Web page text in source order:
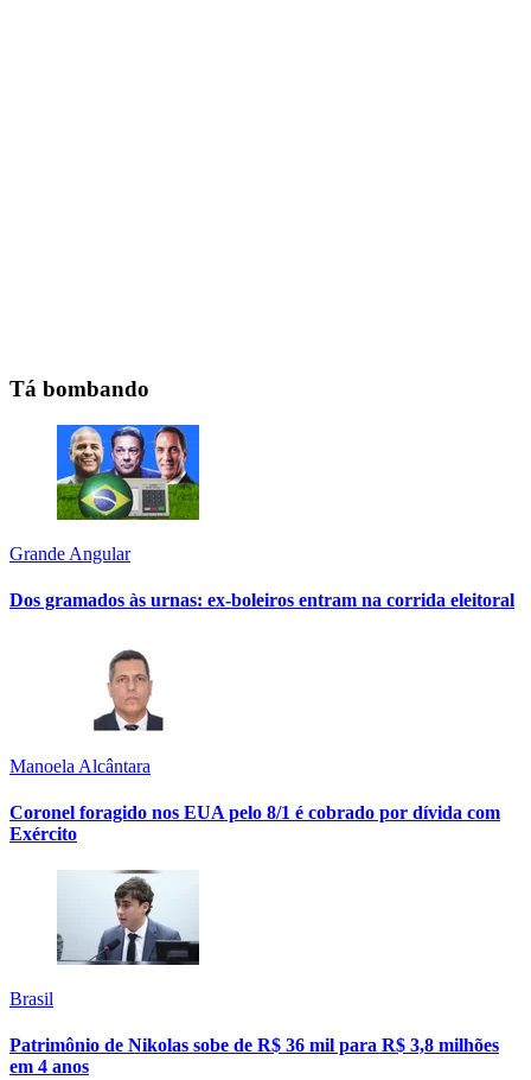
Tá bombando
Grande Angular
Dos gramados às urnas: ex-boleiros entram na corrida eleitoral
Manoela Alcântara
Coronel foragido nos EUA pelo 8/1 é cobrado por dívida com
Exército
Brasil
Patrimônio de Nikolas sobe de R$ 36 mil para R$ 3,8 milhões
em 4 anos